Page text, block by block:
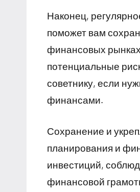
Наконец,
поможет вам
финансовых
потенциальные
советнику, если
финансами.
Сохранение и
планирования и
инвестиций,
финансовой